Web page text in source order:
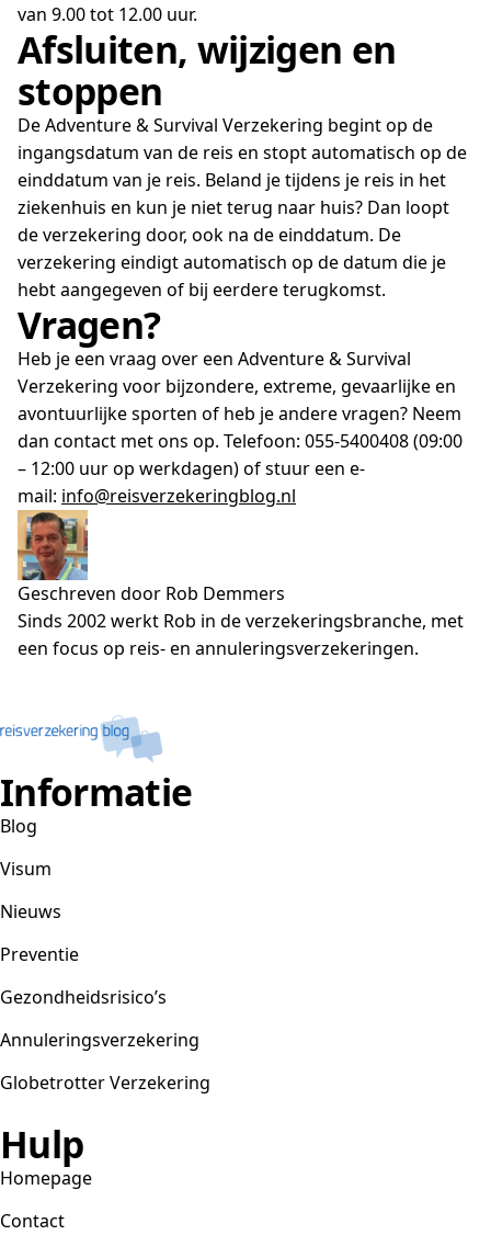
van 9.00 tot 12.00 uur.
Afsluiten, wijzigen en
stoppen
De Adventure & Survival Verzekering begint op de
ingangsdatum van de reis en stopt automatisch op de
einddatum van je reis. Beland je tijdens je reis in het
ziekenhuis en kun je niet terug naar huis? Dan loopt
de verzekering door, ook na de einddatum. De
verzekering eindigt automatisch op de datum die je
hebt aangegeven of bij eerdere terugkomst.
Vragen?
Heb je een vraag over een Adventure & Survival
Verzekering voor bijzondere, extreme, gevaarlijke en
avontuurlijke sporten of heb je andere vragen? Neem
dan contact met ons op. Telefoon: 055-5400408 (09:00
– 12:00 uur op werkdagen) of stuur een e-
mail: info@reisverzekeringblog.nl
Geschreven door Rob Demmers
Sinds 2002 werkt Rob in de verzekeringsbranche, met
een focus op reis- en annuleringsverzekeringen.
Informatie
Blog
Visum
Nieuws
Preventie
Gezondheidsrisico’s
Annuleringsverzekering
Globetrotter Verzekering
Hulp
Homepage
Contact